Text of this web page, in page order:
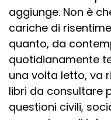
aggiunge. Non è
cariche di
quanto, da
quotidianamente
una volta letto, va
libri da consultare
questioni civili,